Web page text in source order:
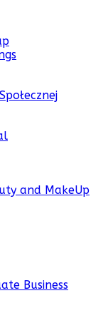
and MakeUp
Business